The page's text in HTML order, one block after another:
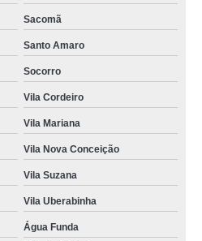
Vila Uberabinha
Jardim Guedala
Vila Prudente
Sacomã
Santo Amaro
Socorro
Vila Cordeiro
Vila Mariana
Vila Nova Conceição
Vila Suzana
Vila Uberabinha
Água Funda